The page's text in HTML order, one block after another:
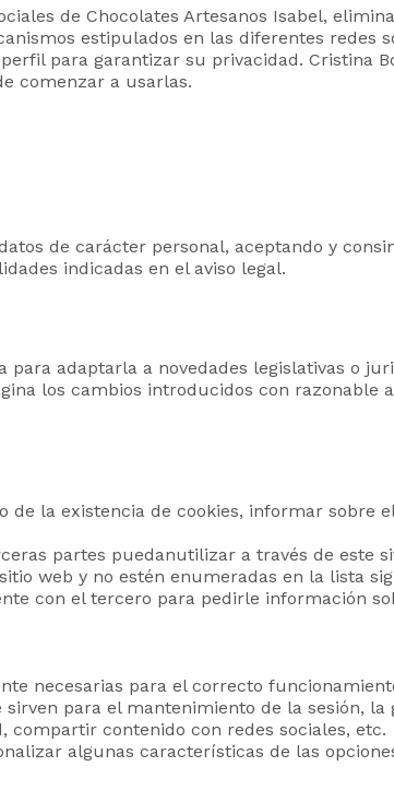
de Chocolates Artesanos Isabel,
estipulados en las diferentes redes
para garantizar su privacidad. Cristina
comenzar a usarlas.
de carácter personal, aceptando y
indicadas en el aviso legal.
adaptarla a novedades legislativas o
los cambios introducidos con razonable
de la existencia de cookies, informar sobre
partes puedanutilizar a través de este
web y no estén enumeradas en la lista
con el tercero para pedirle información
necesarias para el correcto
para el mantenimiento de la sesión, la
compartir contenido con redes sociales, etc.
algunas características de las